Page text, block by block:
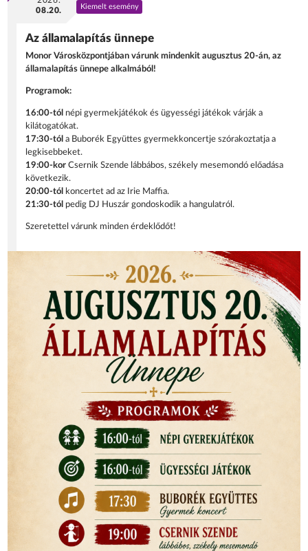
08.20.
Kiemelt esemény
Az államalapítás ünnepe
Monor Városközpontjában várunk mindenkit augusztus 20-án, az
államalapítás ünnepe alkalmából!
Programok:
16:00-tól népi gyermekjátékok és ügyességi játékok várják a
kilátogatókat.
17:30-tól a Buborék Együttes gyermekkoncertje szórakoztatja a
legkisebbeket.
19:00-korCsernik Szende lábbábos, székely mesemondó előadása
következik.
20:00-tól
koncertet ad az Irie Maffia.
21:30-tól pedig DJ Huszár gondoskodik a hangulatról.
Szeretettel várunk minden érdeklődőt!